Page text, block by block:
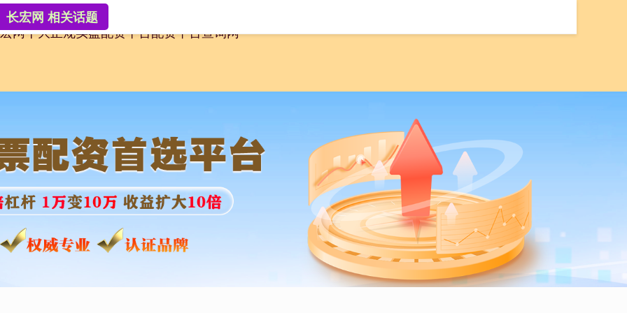
网十大正规实盘配资平台配资平台查询网
长宏网 相关话题